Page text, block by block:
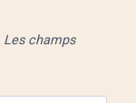
Les champs